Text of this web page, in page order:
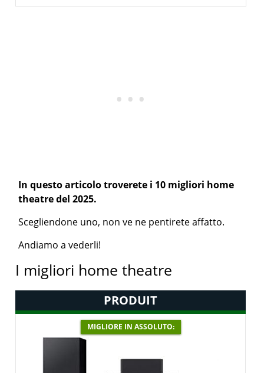
In questo articolo troverete i 10 migliori home
theatre del 2025.
Scegliendone uno, non ve ne pentirete affatto.
Andiamo a vederli!
I migliori home theatre
PRODUIT
MIGLIORE IN ASSOLUTO: